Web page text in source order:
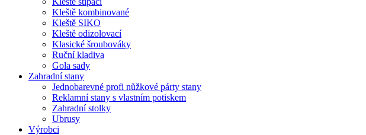
Kleště kombinované
Kleště SIKO
Kleště odizolovací
Klasické šroubováky
Ruční kladiva
Gola sady
Zahradní stany
Jednobarevné profi nůžkové párty stany
Reklamní stany s vlastním potiskem
Zahradní stolky
Ubrusy
Výrobci